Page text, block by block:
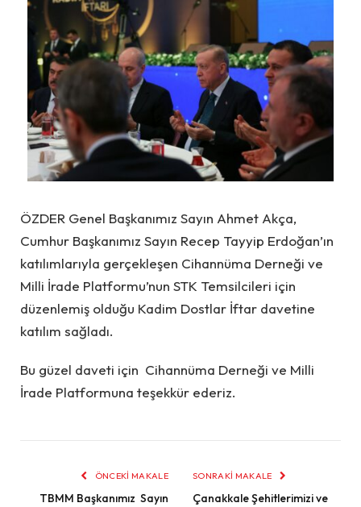
ÖZDER Genel Başkanımız Sayın Ahmet Akça,
Cumhur Başkanımız Sayın Recep Tayyip Erdoğan’ın
katılımlarıyla gerçekleşen Cihannüma Derneği ve
Milli İrade Platformu’nun STK Temsilcileri için
düzenlemiş olduğu Kadim Dostlar İftar davetine
katılım sağladı.
Bu güzel daveti için Cihannüma Derneği ve Milli
İrade Platformuna teşekkür ederiz.
ÖNCEKI MAKALE
TBMM Başkanımız Sayın
SONRAKI MAKALE
Çanakkale Şehitlerimizi ve